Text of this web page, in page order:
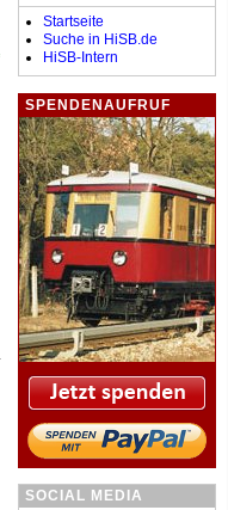
Startseite
Suche in HiSB.de
HiSB-Intern
SPENDENAUFRUF
SOCIAL MEDIA